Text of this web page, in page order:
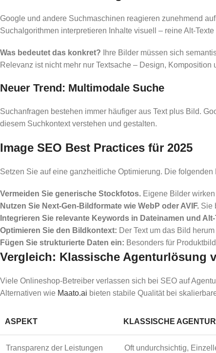
Google und andere Suchmaschinen reagieren zunehmend
Suchalgorithmen interpretieren Inhalte visuell – reine Alt-
Was bedeutet das konkret? Ihre Bilder müssen sich
Relevanz ist nicht mehr nur Textsache – Design,
Neuer Trend: Multimodale Suche
Suchanfragen bestehen immer häufiger aus Text plus Bild.
diesem Suchkontext verstehen und gestalten.
Image SEO Best Practices für 2025
Setzen Sie auf eine ganzheitliche Optimierung. Die
Vermeiden Sie generische Stockfotos. Eigene Bilder
Nutzen Sie Next-Gen-Bildformate wie WebP oder AVIF. Sie
Integrieren Sie relevante Keywords in Dateinamen und
Optimieren Sie den Bildkontext: Der Text um das Bild
Fügen Sie strukturierte Daten ein: Besonders für
Vergleich: Klassische Agenturlösung
Viele Onlineshop-Betreiber verlassen sich bei SEO auf
Alternativen wie Maato.ai bieten stabile Qualität bei
ASPEKT KLASSISCHE AGENTUR
Transparenz der Leistungen Oft undurchsichtig,